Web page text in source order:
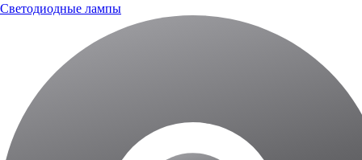
Светодиодные лампы